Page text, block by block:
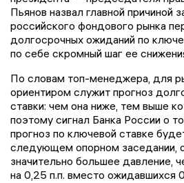
Пьянов назвал главной причиной
российского фондового рынка
долгосрочных ожиданий по
по себе скромный шаг ее
По словам топ-менеджера, для
ориентиром служит прогноз
ставки: чем она ниже, тем выше
поэтому сигнал Банка России о
прогноз по ключевой ставке
следующем опорном заседании,
значительно большее давление,
на 0,25 п.п. вместо ожидавшихся